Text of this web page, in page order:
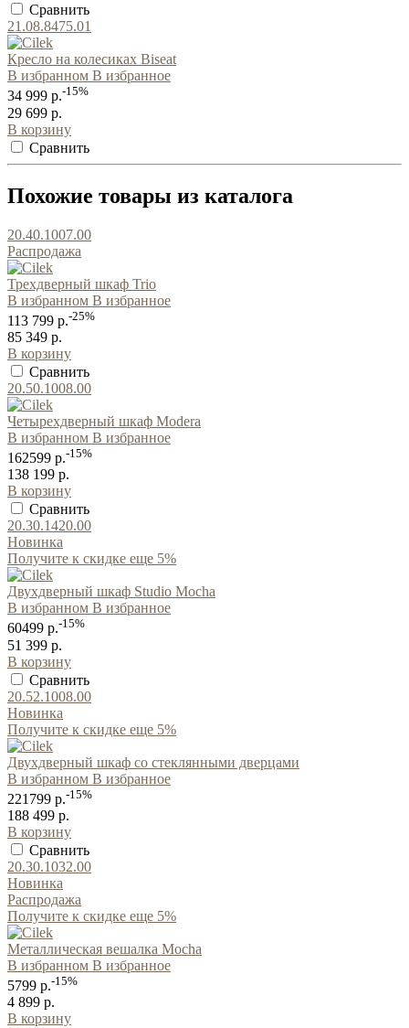
Сравнить
21.08.8475.01
Кресло на колесиках Biseat
В избранном В избранное
34 999 р.-15%
29 699 р.
В корзину
Сравнить
Похожие товары из каталога
20.40.1007.00
Распродажа
Трехдверный шкаф Trio
В избранном В избранное
113 799 р.-25%
85 349 р.
В корзину
Сравнить
20.50.1008.00
Четырехдверный шкаф Modera
В избранном В избранное
162599 р.-15%
138 199 р.
В корзину
Сравнить
20.30.1420.00
Новинка
Получите к скидке еще 5%
Двухдверный шкаф Studio Mocha
В избранном В избранное
60499 р.-15%
51 399 р.
В корзину
Сравнить
20.52.1008.00
Новинка
Получите к скидке еще 5%
Двухдверный шкаф со стеклянными дверцами
В избранном В избранное
221799 р.-15%
188 499 р.
В корзину
Сравнить
20.30.1032.00
Новинка
Распродажа
Получите к скидке еще 5%
Металлическая вешалка Mocha
В избранном В избранное
5799 р.-15%
4 899 р.
В корзину